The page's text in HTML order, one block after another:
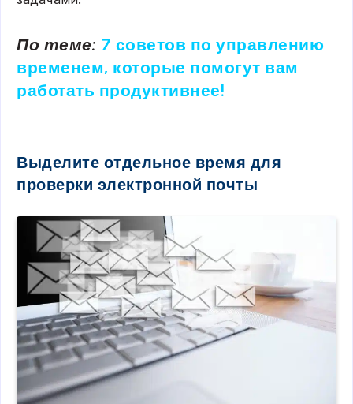
По теме: 7 советов по управлению
временем, которые помогут вам
работать продуктивнее!
Выделите отдельное время для
проверки электронной почты